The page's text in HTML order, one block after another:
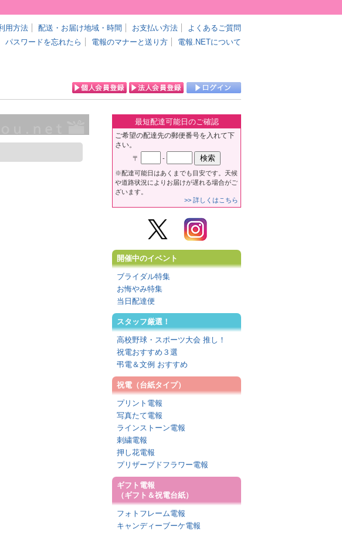
用方法 配送・お届け地域・時間 お支払い方法
よくあるご質問
パスワードを忘れたら 電報のマナーと送り方 電報.NETについて
最短配達可能日のご確認
ご希望の配達先の郵便番号を入れて下
さい。
〒 -
※配達可能日はあくまでも目安です。天候
や道路状況によりお届けが遅れる場合がご
ざいます。
>> 詳しくはこちら
開催中のイベント
ブライダル特集
お悔やみ特集
当日配達便
スタッフ厳選！
高校野球・スポーツ大会 推し！
祝電おすすめ３選
弔電＆文例 おすすめ
祝電（台紙タイプ）
プリント電報
写真たて電報
ラインストーン電報
刺繍電報
押し花電報
プリザーブドフラワー電報
ギフト電報
（ギフト＆祝電台紙）
フォトフレーム電報
キャンディーブーケ電報